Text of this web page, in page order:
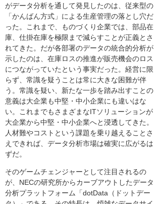
がデータ分析を通して発見したのは、従来型の
「かんばん方式」による生産管理の落とし穴だ
った。これまで、ものづくり企業では、部品在
庫、仕掛在庫を極限まで減らすことが正義とさ
れてきた。だが各部署のデータの統合的分析が
示したのは、在庫ロスの推進が販売機会のロス
につながっていたという事実だった。経営に限
らず、常識を疑うことは常に大きな困難が伴
う。常識を疑い、新たな一歩を踏み出すことの
意義は大企業も中堅・中小企業にも違いはな
い。これまでもさまざまなITソリューションが
大企業から中堅・中小企業へと浸透してきた。
人材難やコストという課題を乗り越えることさ
えできれば、データ分析市場は確実に広がるは
ずだ。
そのゲームチェンジャーとして注目されるの
が、NECの研究所からカーブアウトしたデータ
分析プラットフォーム「dotData（ドットデー